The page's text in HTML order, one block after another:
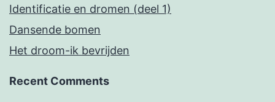
Identificatie en dromen (deel 1)
Dansende bomen
Het droom-ik bevrijden
Recent Comments